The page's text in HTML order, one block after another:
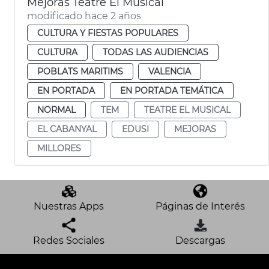
modificado hace 2 años
CULTURA Y FIESTAS POPULARES
CULTURA
TODAS LAS AUDIENCIAS
POBLATS MARITIMS
VALENCIA
EN PORTADA
EN PORTADA TEMÁTICA
NORMAL
TEM
TEATRE EL MUSICAL
EL CABANYAL
EDUSI
MEJORAS
MILLORES
Nuestras Apps Páginas de Interés
Redes Sociales Descargas